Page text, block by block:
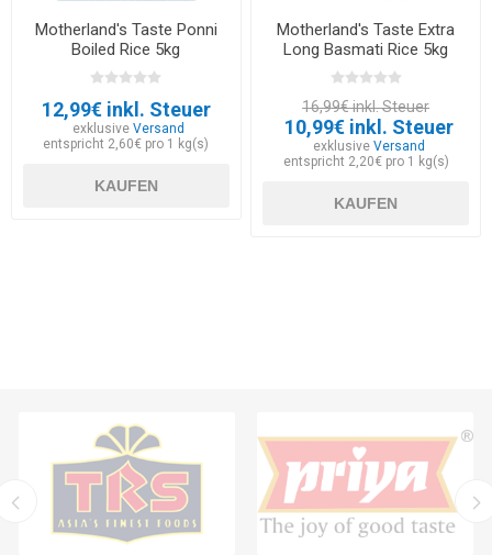
Motherland's Taste Ponni
Boiled Rice 5kg
12,99€ inkl. Steuer
exklusiveVersand
entspricht 2,60€ pro 1 kg(s)
KAUFEN
Motherland's Taste Extra
Long Basmati Rice 5kg
16,99€ inkl. Steuer
10,99€ inkl. Steuer
exklusive Versand
entspricht 2,20€ pro 1 kg(s)
KAUFEN